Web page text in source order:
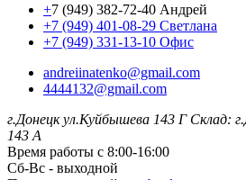
+7 (949) 382-72-40 Андрей
+7 (949) 401-08-29 Светлана
+7 (949) 331-13-10 Офис
andreiinatenko@gmail.com
4444132@gmail.com
г.Донецк ул.Куйбышева 143 Г Склад:
143 А
Время работы с 8:00-16:00
Сб-Вс - выходной